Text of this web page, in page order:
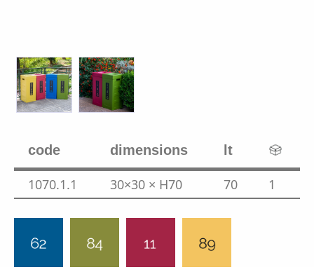
code dimensions lt
1070.1.1 30×30 × H70 70 1